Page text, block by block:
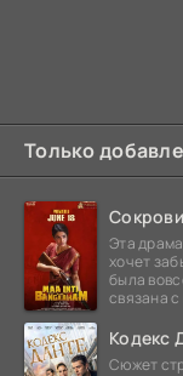
Только
Эта
хочет
была
связана
Кодекс
Сюжет